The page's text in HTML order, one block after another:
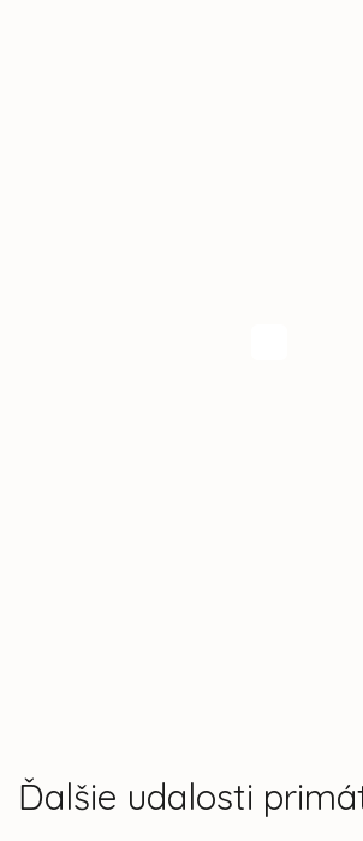
Ďalšie udalosti